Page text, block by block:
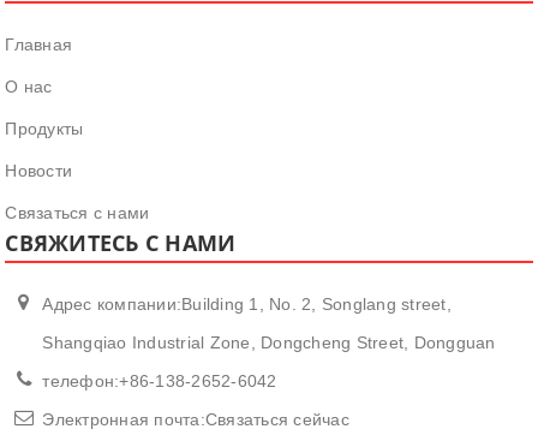
Главная
О нас
Продукты
Новости
Связаться с нами
СВЯЖИТЕСЬ С НАМИ
Адрес компании:Building 1, No. 2, Songlang street,
Shangqiao Industrial Zone, Dongcheng Street, Dongguan
телефон:+86-138-2652-6042
Электронная почта:Связаться сейчас